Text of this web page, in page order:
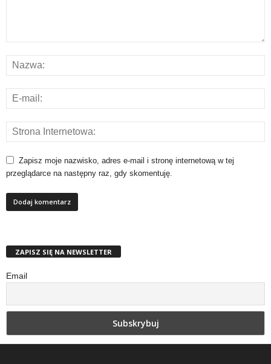
Zapisz moje nazwisko, adres e-mail i stronę internetową w tej
przeglądarce na następny raz, gdy skomentuję.
ZAPISZ SIĘ NA NEWSLETTER
Email